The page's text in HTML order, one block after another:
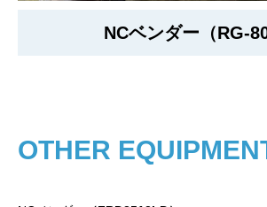
NCベンダー（RG-
OTHER